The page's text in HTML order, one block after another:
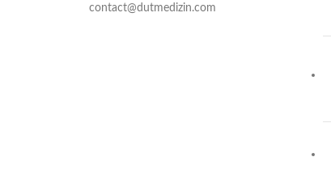
contact@dutmedizin.com